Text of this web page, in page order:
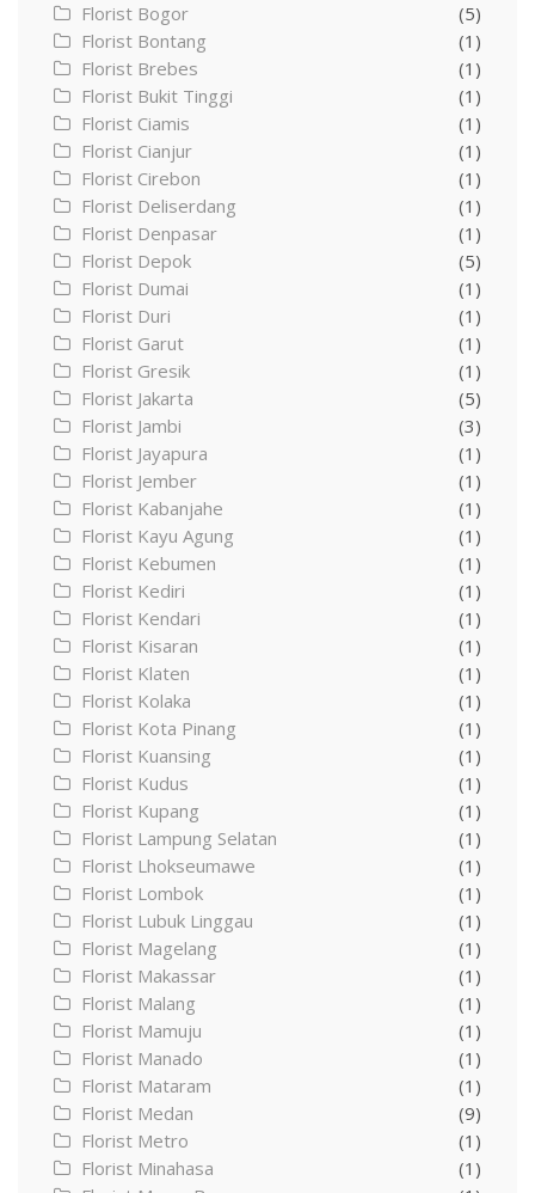
Florist Bogor
(5)
Florist Bontang
(1)
Florist Brebes
(1)
Florist Bukit Tinggi
(1)
Florist Ciamis
(1)
Florist Cianjur
(1)
Florist Cirebon
(1)
Florist Deliserdang
(1)
Florist Denpasar
(1)
Florist Depok
(5)
Florist Dumai
(1)
Florist Duri
(1)
Florist Garut
(1)
Florist Gresik
(1)
Florist Jakarta
(5)
Florist Jambi
(3)
Florist Jayapura
(1)
Florist Jember
(1)
Florist Kabanjahe
(1)
Florist Kayu Agung
(1)
Florist Kebumen
(1)
Florist Kediri
(1)
Florist Kendari
(1)
Florist Kisaran
(1)
Florist Klaten
(1)
Florist Kolaka
(1)
Florist Kota Pinang
(1)
Florist Kuansing
(1)
Florist Kudus
(1)
Florist Kupang
(1)
Florist Lampung Selatan
(1)
Florist Lhokseumawe
(1)
Florist Lombok
(1)
Florist Lubuk Linggau
(1)
Florist Magelang
(1)
Florist Makassar
(1)
Florist Malang
(1)
Florist Mamuju
(1)
Florist Manado
(1)
Florist Mataram
(1)
Florist Medan
(9)
Florist Metro
(1)
Florist Minahasa
(1)